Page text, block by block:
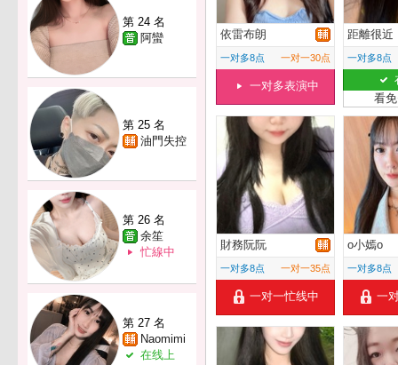
第 24 名
阿蠻
第 25 名
油門失控
第 26 名
余笙
忙線中
第 27 名
Naomimi
在线上
依雷布朗
一对多8点 一对一30点
一对多表演中
距離很近
一对多8点
看
財務阮阮
一对多8点 一对一35点
一对一忙线中
o小嫣o
一对多8点
一